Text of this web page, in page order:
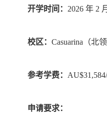
开学时间： 2026 年 2 月
校区： Casuarina （北
参考学费： AU$31,584/
申请要求：